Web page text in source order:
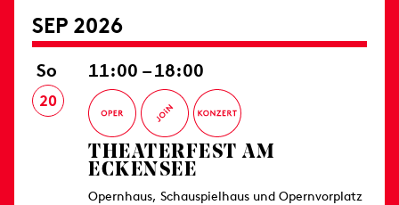
SEP 2026
So
20
11:00 – 18:00
THEATERFEST AM
ECKENSEE
Opernhaus, Schauspielhaus und Opernvorplatz